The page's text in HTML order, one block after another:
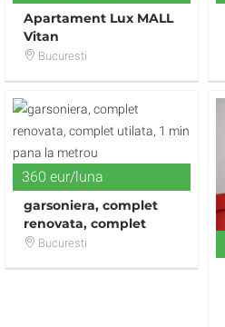
Apartament Lux MALL
Vitan
Bucuresti
360 eur/luna
garsoniera, complet
renovata, complet
utilata, 1 min pana la
Bucuresti